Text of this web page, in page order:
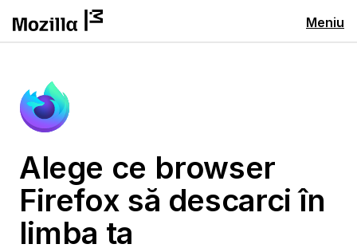
Meniu
Alege ce browser
Firefox să descarci în
limba ta